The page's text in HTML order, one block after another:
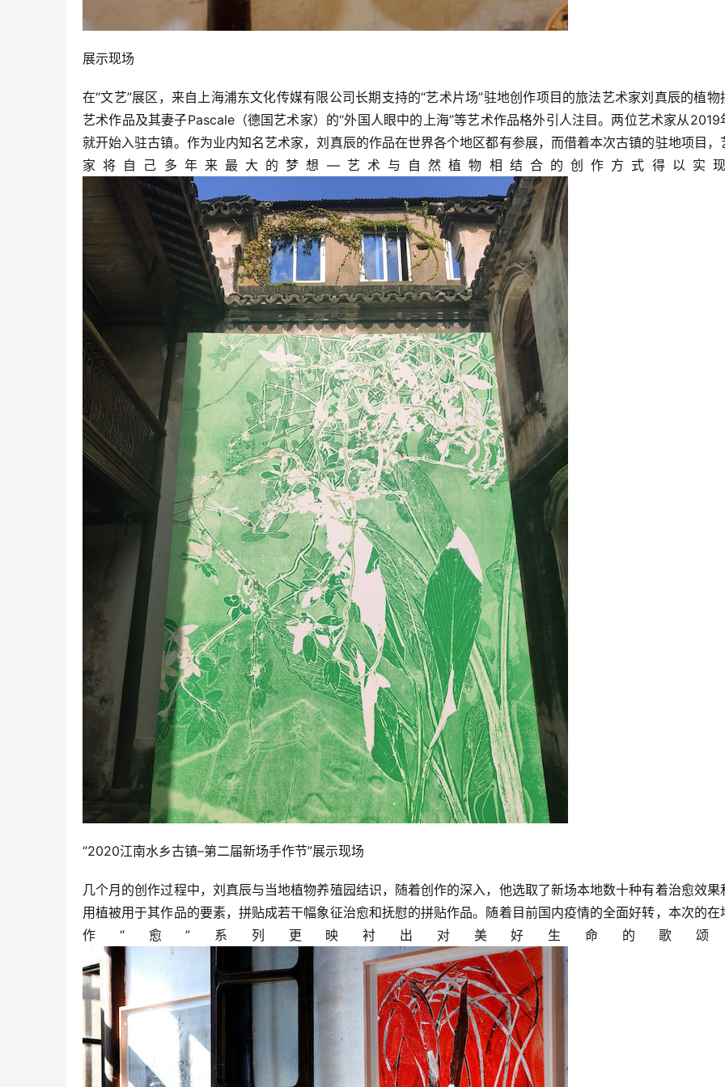
展示现场
在“文艺”展区，来自上海浦东文化传媒有限公司长期支持的“艺术片场”驻地创作项目的旅法艺术家刘真辰的植物
艺术作品及其妻子Pascale（德国艺术家）的“外国人眼中的上海”等艺术作品格外引人注目。两位艺术家从2019
就开始入驻古镇。作为业内知名艺术家，刘真辰的作品在世界各个地区都有参展，而借着本次古镇的驻地项目，
家将自己多年来最大的梦想—艺术与自然植物相结合的创作方式得以实现
“2020江南水乡古镇–第二届新场手作节”展示现场
几个月的创作过程中，刘真辰与当地植物养殖园结识，随着创作的深入，他选取了新场本地数十种有着治愈效果
用植被用于其作品的要素，拼贴成若干幅象征治愈和抚慰的拼贴作品。随着目前国内疫情的全面好转，本次的在
作“愈”系列更映衬出对美好生命的歌颂